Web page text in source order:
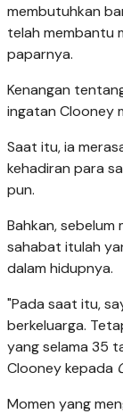
membutuhkan
telah membantu
paparnya.
Kenangan
ingatan Clooney
Saat itu, ia
kehadiran para
pun.
Bahkan, sebelum
sahabat itulah
dalam hidupnya.
"Pada saat itu,
berkeluarga.
yang selama 35
Clooney kepada
Momen yang